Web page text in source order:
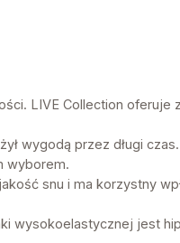
LIVE Collection oferuje
wygodą przez długi czas.
wyborem.
snu i ma korzystny
wysokoelastycznej jest